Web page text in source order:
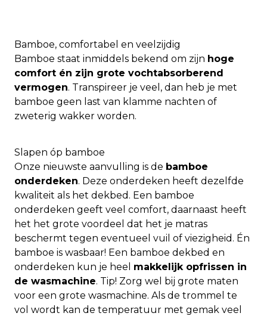
Bamboe, comfortabel en veelzijdig
Bamboe staat inmiddels bekend om zijn hoge
comfort én zijn grote vochtabsorberend
vermogen. Transpireer je veel, dan heb je met
bamboe geen last van klamme nachten of
zweterig wakker worden.
Slapen óp bamboe
Onze nieuwste aanvulling is de bamboe
onderdeken. Deze onderdeken heeft dezelfde
kwaliteit als het dekbed. Een bamboe
onderdeken geeft veel comfort, daarnaast heeft
het het grote voordeel dat het je matras
beschermt tegen eventueel vuil of viezigheid. Én
bamboe is wasbaar! Een bamboe dekbed en
onderdeken kun je heel makkelijk opfrissen in
de wasmachine. Tip! Zorg wel bij grote maten
voor een grote wasmachine. Als de trommel te
vol wordt kan de temperatuur met gemak veel